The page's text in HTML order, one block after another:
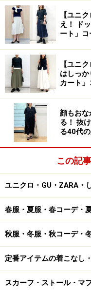
出典：WEAR
身体の締め付けがな
分がゴム仕様になっ
季人気を集めていま
トよりもはいていて気
が高まっています。
こちらは、着込むほ
品な光沢や落ち感を
スしたリラックスパ
やストレートのシル
脚をさりげなくカバー
もストレスフリー。
り入れれば、ポジテ
フラットサンダルでラ
【ユニ
え！ ド
ート」コ
【ユニ
はしっ
カート
顔もお
る！ 抜
る40代
この記
ユニクロ・GU・ZARA・
春服・夏服・春コーデ・
秋服・冬服・秋コーデ・
定番アイテムの着こなし
スカーフ・ストール・マ